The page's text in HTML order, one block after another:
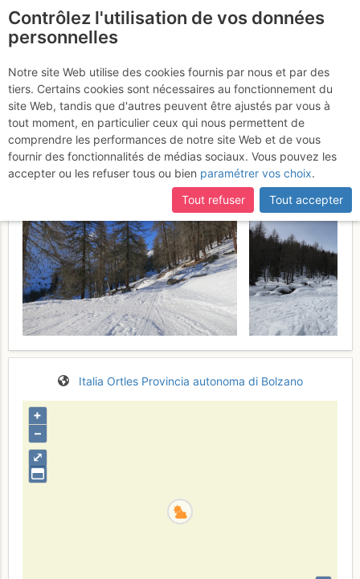
Gleck / Collecchio :
depuis Weissbrunnsee
Samedi 18 mars 2017
Italia Ortles Provincia autonoma di Bolzano
⤢
+
–
Contrôlez l'utilisation de vos données
personnelles
Notre site Web utilise des cookies fournis par nous et par des
tiers. Certains cookies sont nécessaires au fonctionnement du
site Web, tandis que d'autres peuvent être ajustés par vous à
tout moment, en particulier ceux qui nous permettent de
comprendre les performances de notre site Web et de vous
fournir des fonctionnalités de médias sociaux. Vous pouvez les
accepter ou les refuser tous ou bien paramétrer vos choix.
Tout refuser
Tout accepter